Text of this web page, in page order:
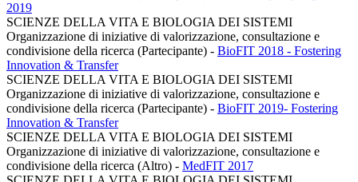
2019
SCIENZE DELLA VITA E BIOLOGIA DEI SISTEMI
Organizzazione di iniziative di valorizzazione, consultazione e
condivisione della ricerca (Partecipante) - BioFIT 2018 - Fostering
Innovation & Transfer
SCIENZE DELLA VITA E BIOLOGIA DEI SISTEMI
Organizzazione di iniziative di valorizzazione, consultazione e
condivisione della ricerca (Partecipante) - BioFIT 2019- Fostering
Innovation & Transfer
SCIENZE DELLA VITA E BIOLOGIA DEI SISTEMI
Organizzazione di iniziative di valorizzazione, consultazione e
condivisione della ricerca (Altro) - MedFIT 2017